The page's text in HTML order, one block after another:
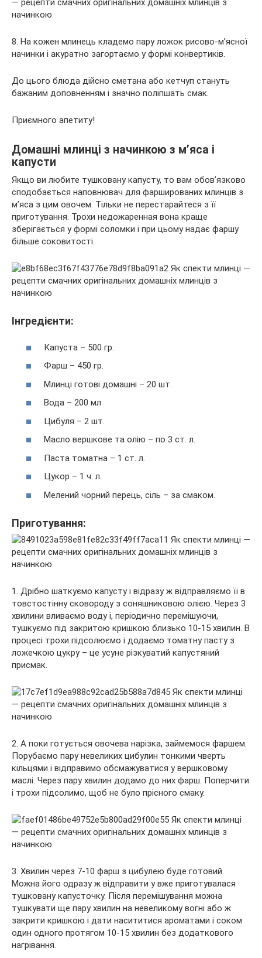
8. На кожен млинець кладемо пару ложок рисово-м’ясної
начинки і акуратно загортаємо у формі конвертиків.
До цього блюда дійсно сметана або кетчуп стануть
бажаним доповненням і значно поліпшать смак.
Приємного апетиту!
Домашні млинці з начинкою з м’яса і
капусти
Якщо ви любите тушковану капусту, то вам обов’язково
сподобається наповнювач для фаршированих млинців з
м’яса з цим овочем. Тільки не перестарайтеся з її
приготування. Трохи недожаренная вона краще
зберігається у формі соломки і при цьому надає фаршу
більше соковитості.
Інгредієнти:
Капуста – 500 гр.
Фарш – 450 гр.
Млинці готові домашні – 20 шт.
Вода – 200 мл
Цибуля – 2 шт.
Масло вершкове та олію – по 3 ст. л.
Паста томатна – 1 ст. л.
Цукор – 1 ч. л.
Мелений чорний перець, сіль – за смаком.
Приготування:
1. Дрібно шаткуємо капусту і відразу ж відправляємо її в
товстостінну сковороду з соняшниковою олією. Через 3
хвилини вливаємо воду і, періодично перемішуючи,
тушкуємо під закритою кришкою близько 10-15 хвилин. В
процесі трохи підсолюємо і додаємо томатну пасту з
ложечкою цукру – це усуне різкуватий капустяний
присмак.
2. А поки готується овочева нарізка, займемося фаршем.
Порубаємо пару невеликих цибулин тонкими чверть
кільцями і відправимо обсмажуватися у вершковому
маслі. Через пару хвилин додамо до них фарш. Поперчити
і трохи підсолимо, щоб не було прісного смаку.
3. Хвилин через 7-10 фарш з цибулею буде готовий.
Можна його одразу ж відправити у вже приготувалася
тушковану капусточку. Після перемішування можна
тушкувати ще пару хвилин на невеликому вогні або ж
закрити кришкою і дати насититися ароматами і соком
один одного протягом 10-15 хвилин без додаткового
нагрівання.